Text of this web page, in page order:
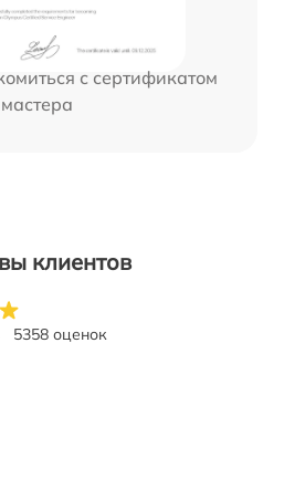
с сертификатом
мастера
клиентов
5358 оценок